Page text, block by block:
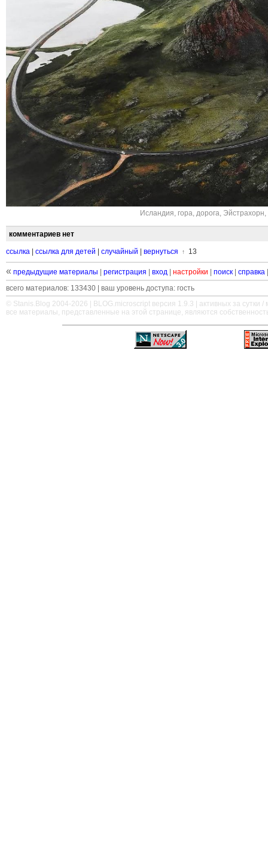
Исландия, гора, дорога, Эйстрахорн,
комментариев нет
ссылка ссылка для детей случайный вернуться ↑ 13
« предыдущие материалы регистрация вход настройки поиск справка
всего материалов: 133430 | ваш уровень доступа: гость
© Stanis.Blog 2004-2026 |
BLOG.microscript версия 1.9.3 | активных за сутки /
все материалы, представленные на этой странице, являются
—————————————————————